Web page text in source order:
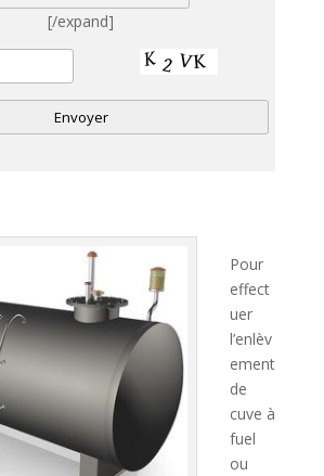
[/expand]
Pour
effect
uer
l’enlèv
ement
de
cuve à
fuel
ou